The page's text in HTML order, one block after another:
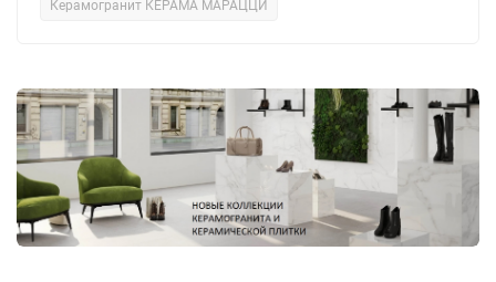
Керамогранит КЕРАМА МАРАЦЦИ